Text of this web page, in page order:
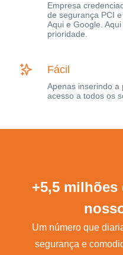
Empresa
de segurança PCI
Aqui e Google.
prioridade.
Fácil
Apenas inserindo a
acesso a todos os
+5,5
Um número que
segurança e